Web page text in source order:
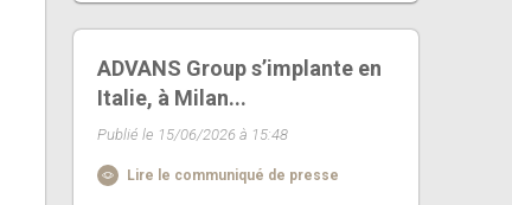
ADVANS Group s’implante en
Italie, à Milan...
Publié le 15/06/2026 à 15:48
Lire le communiqué de presse